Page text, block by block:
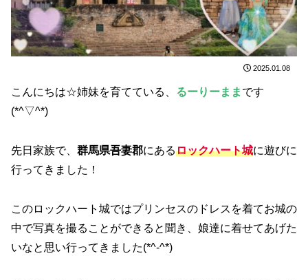
2025.01.08
こんにちは☆姉妹を育てている、 るーりーまま です
(*^▽^*)
先日家族で、 群馬県吾妻郡にあるロックハート城に遊びに
行ってきました！
このロックハート城ではプリンセスのドレスを着てお城の
中で写真を撮ることができると聞き、娘達に着せてあげた
いなと思い行ってきました(*^-^*)